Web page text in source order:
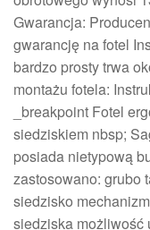
Gwarancja:
gwarancję na fotel
bardzo prosty trwa
montażu fotela:
_breakpoint Fotel
siedziskiem nbsp;
posiada nietypową
zastosowano: grubo
siedzisko
siedziska możliwość